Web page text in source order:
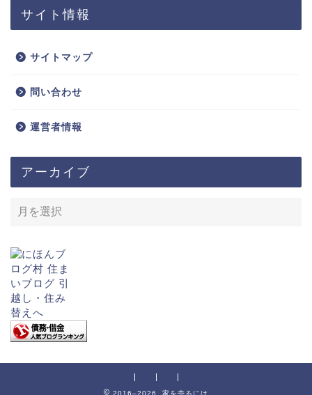
サイト情報
サイトマップ
問い合わせ
運営者情報
アーカイブ
2016–2026 家を売るには